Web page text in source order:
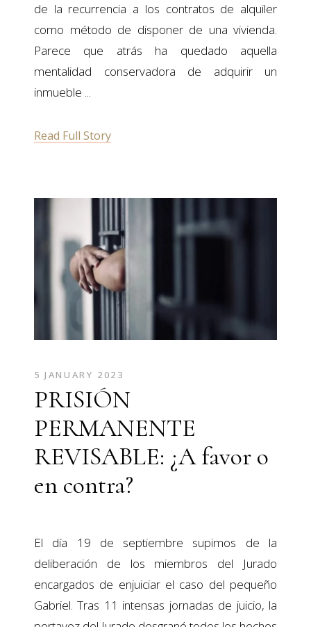
de la recurrencia a los contratos de alquiler
como método de disponer de una vivienda.
Parece que atrás ha quedado aquella
mentalidad conservadora de adquirir un
inmueble
Read Full Story
5 JANUARY 2023
PRISIÓN
PERMANENTE
REVISABLE: ¿A favor o
en contra?
El día 19 de septiembre supimos de la
deliberación de los miembros del Jurado
encargados de enjuiciar el caso del pequeño
Gabriel. Tras 11 intensas jornadas de juicio, la